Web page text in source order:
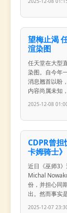
望梅止渴
渲染图
任天堂在大型
染图。自今年
消息翘首以盼
内容尚属未知，
2025-12-08
CDPR曾
卡姆骑士》
近日《巫师3
Michal
份，并担心同
出。然而事实
2025-12-07